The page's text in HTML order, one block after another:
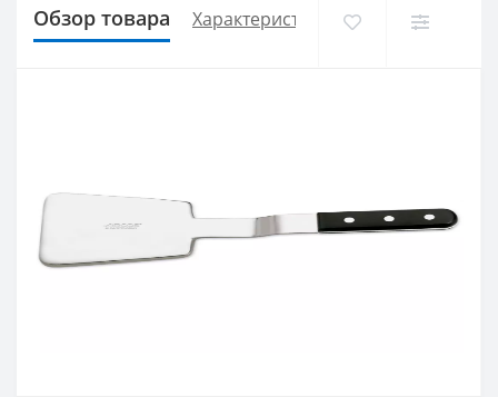
Обзор товара Характеристики Доставка и